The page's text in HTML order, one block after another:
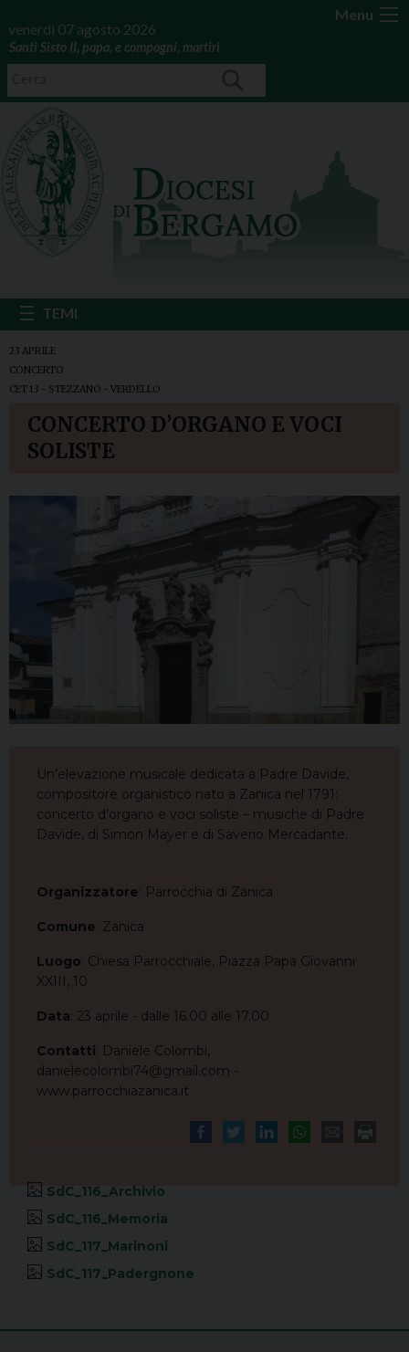
Menu
venerdì 07 agosto 2026
Santi Sisto II, papa, e compagni, martiri
23 APRILE
CONCERTO
CET 13 - STEZZANO - VERDELLO
CONCERTO D’ORGANO E VOCI
SOLISTE
Un’elevazione musicale dedicata a Padre Davide,
compositore organistico nato a Zanica nel 1791:
concerto d’organo e voci soliste – musiche di Padre
Davide, di Simon Mayer e di Saverio Mercadante.
Organizzatore: Parrocchia di Zanica
Comune: Zanica
Luogo: Chiesa Parrocchiale, Piazza Papa Giovanni
XXIII, 10
Data: 23 aprile - dalle 16.00 alle 17.00
Contatti: Daniele Colombi,
danielecolombi74@gmail.com -
www.parrocchiazanica.it
SdC_116_Archivio
SdC_116_Memoria
SdC_117_Marinoni
SdC_117_Padergnone